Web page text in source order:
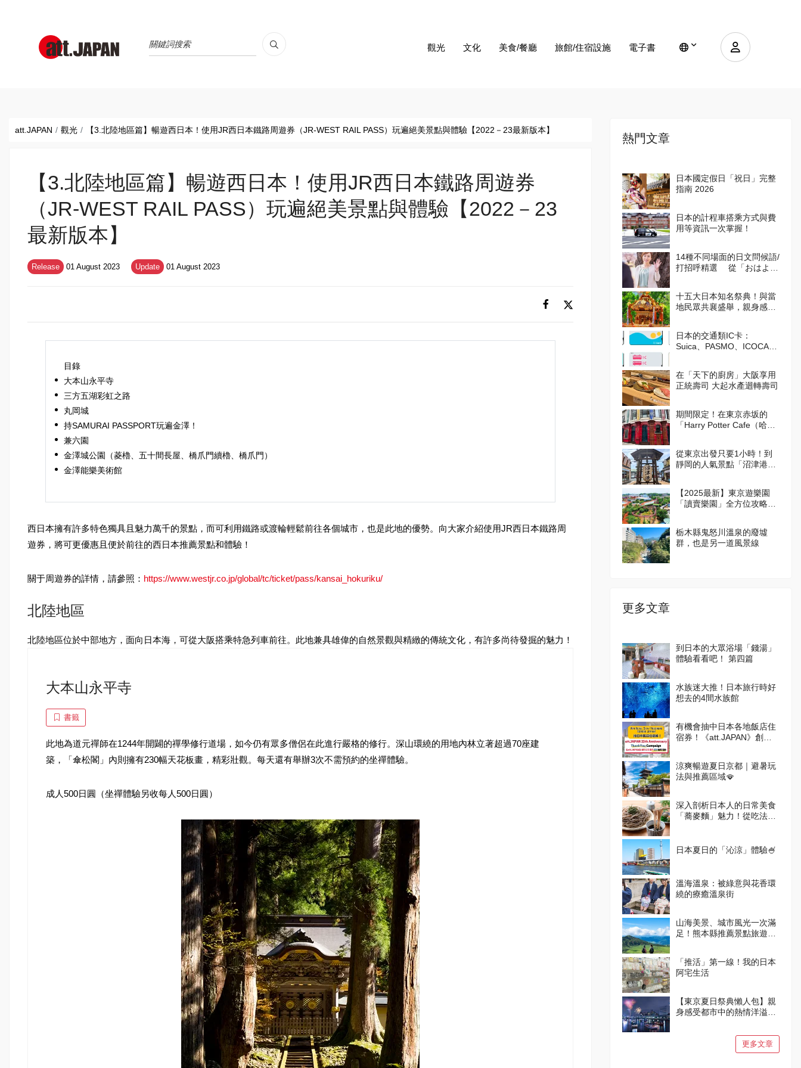
觀光 文化 美食/餐廳 旅館/住宿設施 電子書
att.JAPAN 觀光 【3.北陸地區篇】暢遊西日本！使用JR西日本鐵路周遊券（JR-WEST RAIL PASS）玩遍絕美景點與體驗【2022－23最新版本】
【3.北陸地區篇】暢遊西日本！使用JR西日本鐵路周遊券
（JR-WEST RAIL PASS）玩遍絕美景點與體驗【2022－23
最新版本】
Release 01 August 2023 Update 01 August 2023
目錄
大本山永平寺
三方五湖彩虹之路
丸岡城
持SAMURAI PASSPORT玩遍金澤！
兼六園
金澤城公園（菱櫓、五十間長屋、橋爪門續櫓、橋爪門）
金澤能樂美術館
西日本擁有許多特色獨具且魅力萬千的景點，而可利用鐵路或渡輪輕鬆前往各個城市，也是此地的優勢。向大家介紹使用JR西日本鐵路周
遊券，將可更優惠且便於前往的西日本推薦景點和體驗！
關于周遊券的詳情，請參照： https://www.westjr.co.jp/global/tc/ticket/pass/kansai_hokuriku/
北陸地區
北陸地區位於中部地方，面向日本海，可從大阪搭乘特急列車前往。此地兼具雄偉的自然景觀與精緻的傳統文化，有許多尚待發掘的魅力！
大本山永平寺
書籤
此地為道元禪師在1244年開闢的禪學修行道場，如今仍有眾多僧侶在此進行嚴格的修行。深山環繞的用地內林立著超過70座建
築，「傘松閣」內則擁有230幅天花板畫，精彩壯觀。每天還有舉辦3次不需預約的坐禪體驗。
成人500日圓（坐禪體驗另收每人500日圓）
熱門文章
日本國定假日「祝日」完整
指南 2026
日本的計程車搭乘方式與費
用等資訊一次掌握！
14種不同場面的日文問候語/
打招呼精選 從「おはよう
十五大日本知名祭典！與當
地民眾共襄盛舉，親身感受
日本的交通類IC卡：
Suica、PASMO、ICOCA的
在「天下的廚房」大阪享用
正統壽司 大起水產迴轉壽司
期間限定！在東京赤坂的
「Harry Potter Cafe（哈利
與氣氛
從東京出發只要1小時！到
靜岡的人氣景點「沼津港」
【2025最新】東京遊樂園
「讀賣樂園」全方位攻略！
栃木縣鬼怒川溫泉的廢墟
群，也是另一道風景線
更多文章
到日本的大眾浴場「錢湯」
體驗看看吧！ 第四篇
水族迷大推！日本旅行時好
想去的4間水族館
有機會抽中日本各地飯店住
宿券！《att.JAPAN》創刊
涼爽暢遊夏日京都｜避暑玩
法與推薦區域🪭
深入剖析日本人的日常美食
「蕎麥麵」魅力！從吃法到
日本夏日的「沁涼」體驗🍧
溫海溫泉：被綠意與花香環
繞的療癒溫泉街
山海美景、城市風光一次滿
足！熊本縣推薦景點旅遊指
「推活」第一線！我的日本
阿宅生活
【東京夏日祭典懶人包】親
身感受都市中的熱情洋溢與
更多文章